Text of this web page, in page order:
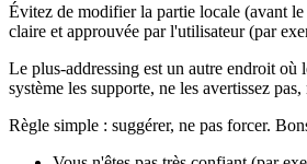
Évitez de modifier la partie locale (avant le
claire et approuvée par l'utilisateur (par
Le plus‑addressing est un autre endroit où
système les supporte, ne les avertissez
Règle simple : suggérer, ne pas forcer.